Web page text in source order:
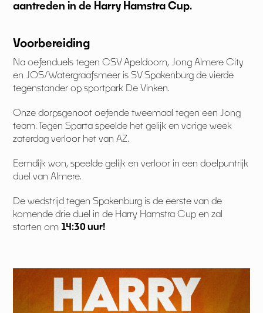
aantreden in de Harry Hamstra Cup.
Voorbereiding
Na oefenduels tegen CSV Apeldoorn, Jong Almere City
en JOS/Watergraafsmeer is SV Spakenburg de vierde
tegenstander op sportpark De Vinken.
Onze dorpsgenoot oefende tweemaal tegen een Jong
team. Tegen Sparta speelde het gelijk en vorige week
zaterdag verloor het van AZ.
Eemdijk won, speelde gelijk en verloor in een doelpuntrijk
duel van Almere.
De wedstrijd tegen Spakenburg is de eerste van de
komende drie duel in de Harry Hamstra Cup en zal
starten om 14:30 uur!